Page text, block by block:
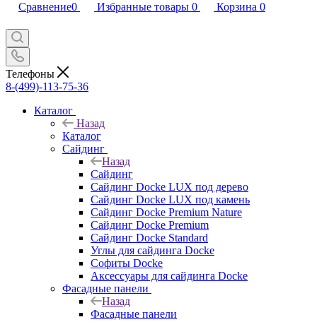
Сравнение0 Избранные товары 0 Корзина 0
Телефоны
8-(499)-113-75-36
Каталог
Назад
Каталог
Сайдинг
Назад
Сайдинг
Сайдинг Docke LUX под дерево
Сайдинг Docke LUX под камень
Сайдинг Docke Premium Nature
Сайдинг Docke Premium
Сайдинг Docke Standard
Углы для сайдинга Docke
Софиты Docke
Аксессуары для сайдинга Docke
Фасадные панели
Назад
Фасадные панели